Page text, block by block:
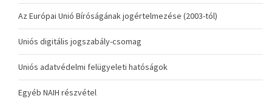
Az Európai Unió Bíróságának jogértelmezése (2003-tól)
Uniós digitális jogszabály-csomag
Uniós adatvédelmi felügyeleti hatóságok
Egyéb NAIH részvétel